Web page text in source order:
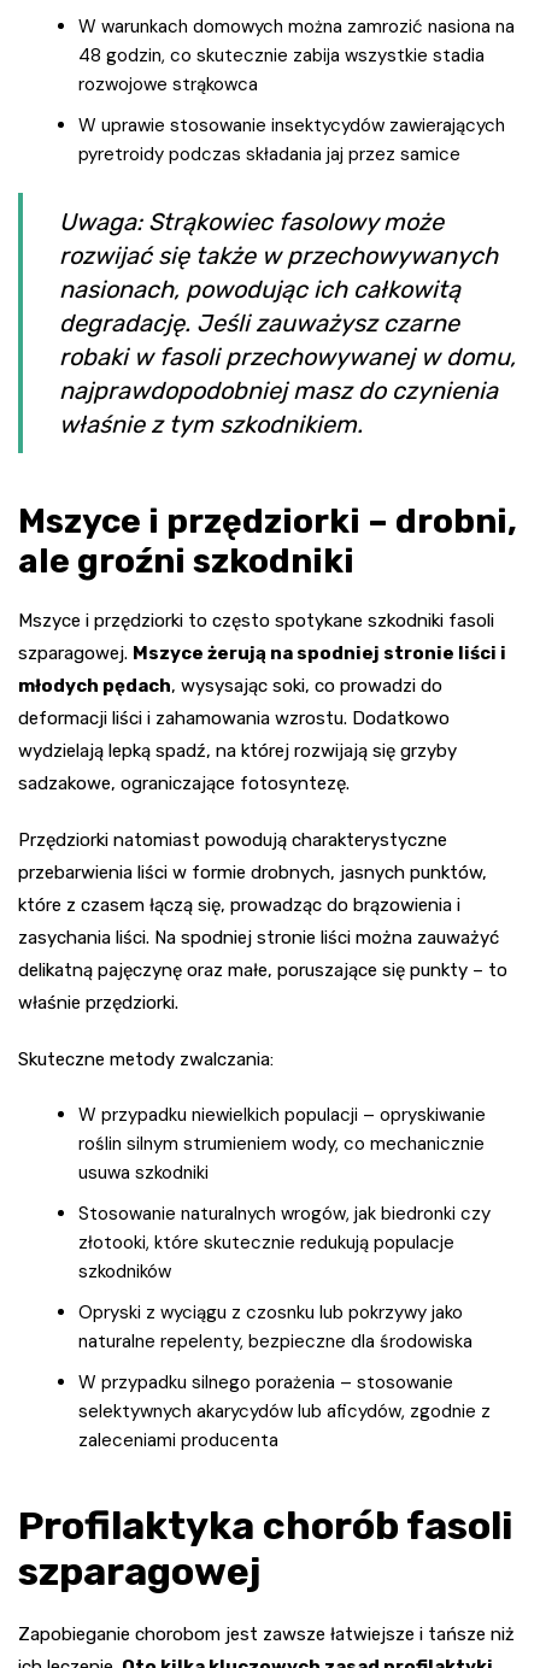
W warunkach domowych można zamrozić nasiona na
48 godzin, co skutecznie zabija wszystkie stadia
rozwojowe strąkowca
W uprawie stosowanie insektycydów zawierających
pyretroidy podczas składania jaj przez samice
Uwaga: Strąkowiec fasolowy może
rozwijać się także w przechowywanych
nasionach, powodując ich całkowitą
degradację. Jeśli zauważysz czarne
robaki w fasoli przechowywanej w domu,
najprawdopodobniej masz do czynienia
właśnie z tym szkodnikiem.
Mszyce i przędziorki – drobni,
ale groźni szkodniki
Mszyce i przędziorki to często spotykane szkodniki fasoli
szparagowej. Mszyce żerują na spodniej stronie liści i
młodych pędach, wysysając soki, co prowadzi do
deformacji liści i zahamowania wzrostu. Dodatkowo
wydzielają lepką spadź, na której rozwijają się grzyby
sadzakowe, ograniczające fotosyntezę.
Przędziorki natomiast powodują charakterystyczne
przebarwienia liści w formie drobnych, jasnych punktów,
które z czasem łączą się, prowadząc do brązowienia i
zasychania liści. Na spodniej stronie liści można zauważyć
delikatną pajęczynę oraz małe, poruszające się punkty – to
właśnie przędziorki.
Skuteczne metody zwalczania:
W przypadku niewielkich populacji – opryskiwanie
roślin silnym strumieniem wody, co mechanicznie
usuwa szkodniki
Stosowanie naturalnych wrogów, jak biedronki czy
złotooki, które skutecznie redukują populacje
szkodników
Opryski z wyciągu z czosnku lub pokrzywy jako
naturalne repelenty, bezpieczne dla środowiska
W przypadku silnego porażenia – stosowanie
selektywnych akarycydów lub aficydów, zgodnie z
zaleceniami producenta
Profilaktyka chorób fasoli
szparagowej
Zapobieganie chorobom jest zawsze łatwiejsze i tańsze niż